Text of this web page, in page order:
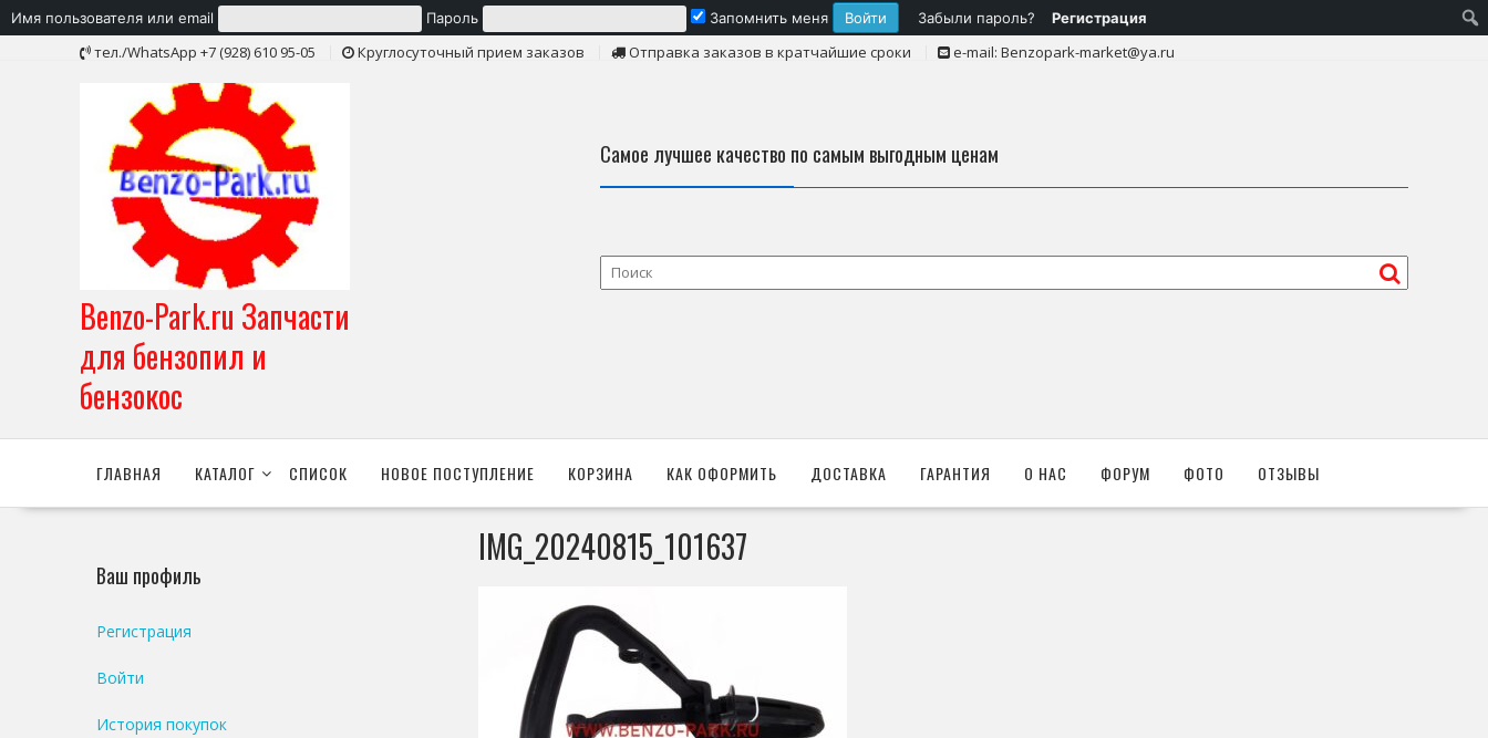
Имя пользователя или email Пароль Запомнить меня Забыли пароль? Регистрация
тел./WhatsApp +7 (928) 610 95-05 Круглосуточный прием заказов Отправка заказов в кратчайшие сроки e-mail: Benzopark-market@ya.ru
Benzo-Park.ru Запчасти
для бензопил и
бензокос
Самое лучшее качество по самым выгодным ценам
ГЛАВНАЯ КАТАЛОГ СПИСОК НОВОЕ ПОСТУПЛЕНИЕ КОРЗИНА КАК ОФОРМИТЬ ДОСТАВКА ГАРАНТИЯ О НАС ФОРУМ ФОТО ОТЗЫВЫ
IMG_20240815_101637
Ваш профиль
Регистрация
Войти
История покупок